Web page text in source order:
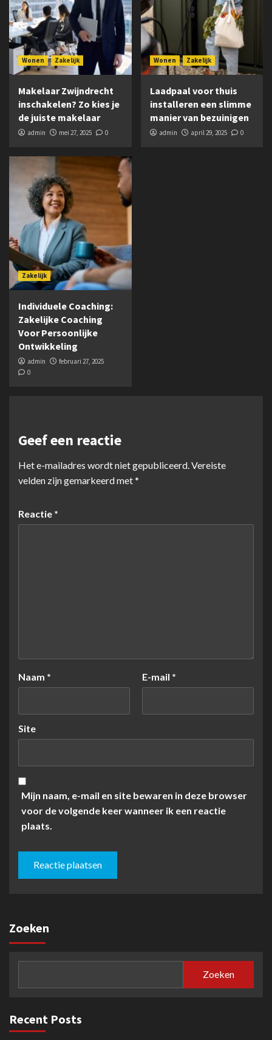
Wonen Zakelijk
Makelaar Zwijndrecht
inschakelen? Zo kies je
de juiste makelaar
admin mei 27, 2025 0
Wonen Zakelijk
Laadpaal voor thuis
installeren een slimme
manier van bezuinigen
admin april 29, 2025 0
Zakelijk
Individuele Coaching:
Zakelijke Coaching
Voor Persoonlijke
Ontwikkeling
admin
februari 27, 2025
0
Geef een reactie
Het e-mailadres wordt niet gepubliceerd. Vereiste
velden zijn gemarkeerd met*
Reactie *
Naam * E-mail *
Site
Mijn naam, e-mail en site bewaren in deze browser
voor de volgende keer wanneer ik een reactie
plaats.
Zoeken
Zoeken
Recent Posts